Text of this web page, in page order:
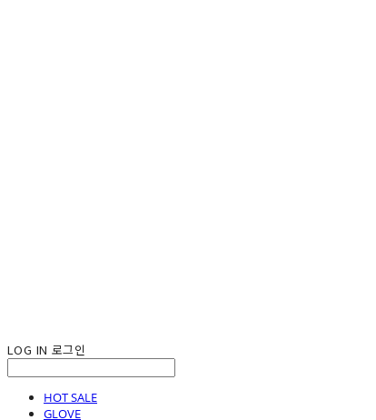
LOG IN 로그인
HOT SALE
GLOVE